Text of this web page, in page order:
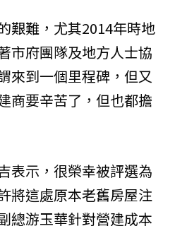
艱難，尤其2014年時地
市府團隊及地方人士協
來到一個里程碑，但又
商要辛苦了，但也都擔
表示，很榮幸被評選為
將這處原本老舊房屋注
總游玉華針對營建成本